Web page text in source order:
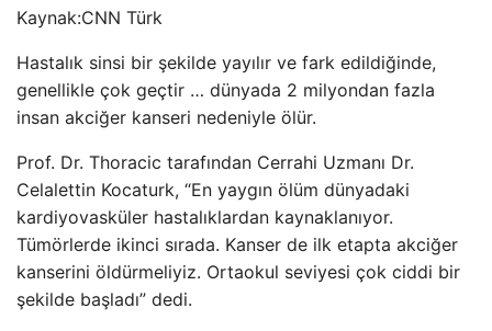
Kaynak:CNN Türk
Hastalık sinsi bir şekilde yayılır ve fark edildiğinde,
genellikle çok geçtir … dünyada 2 milyondan fazla
insan akciğer kanseri nedeniyle ölür.
Prof. Dr. Thoracic tarafından Cerrahi Uzmanı Dr.
Celalettin Kocaturk, “En yaygın ölüm dünyadaki
kardiyovasküler hastalıklardan kaynaklanıyor.
Tümörlerde ikinci sırada. Kanser de ilk etapta akciğer
kanserini öldürmeliyiz. Ortaokul seviyesi çok ciddi bir
şekilde başladı” dedi.